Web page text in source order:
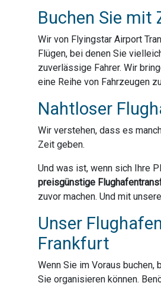
Buchen Sie mit
Wir von Flyingstar Airport
Flügen, bei denen Sie
zuverlässige Fahrer. Wir
eine Reihe von Fahrzeugen
Nahtloser
Wir verstehen, dass es
Zeit geben.
Und was ist, wenn sich Ihre
preisgünstige
zuvor machen. Und mit
Unser
Frankfurt
Wenn Sie im Voraus buchen,
Sie organisieren können.